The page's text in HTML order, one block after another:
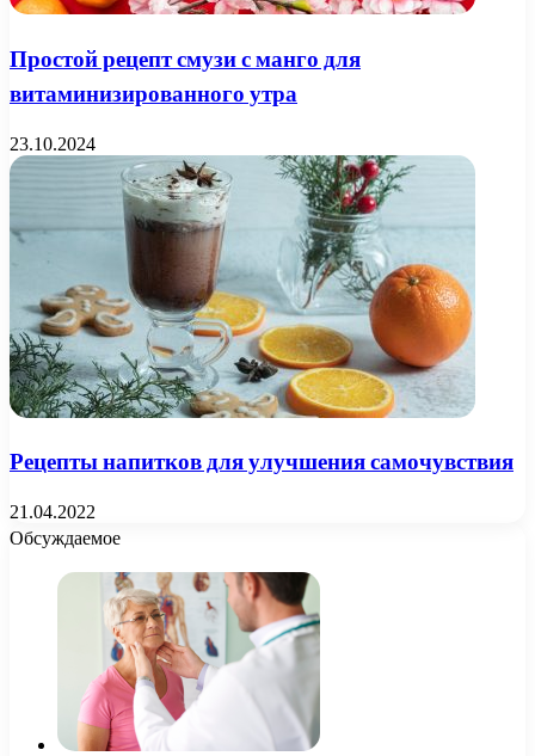
Простой рецепт смузи с манго для
витаминизированного утра
23.10.2024
Рецепты напитков для улучшения самочувствия
21.04.2022
Обсуждаемое